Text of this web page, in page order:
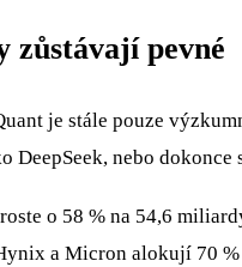
zůstávají pevné
je stále pouze
DeepSeek, nebo
o 58 % na 54,6
a Micron alokují 70